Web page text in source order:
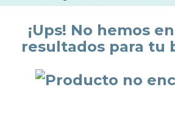
Nuevo catálogo Aire
Paga en 3 plazos
¡Ups! No hemos
resultados para tu